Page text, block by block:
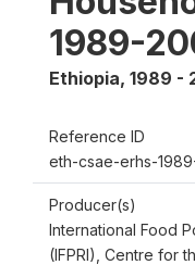
1989-
Ethiopia, 1989 -
Reference ID
eth-csae-erhs-
Producer(s)
International Food
(IFPRI), Centre for